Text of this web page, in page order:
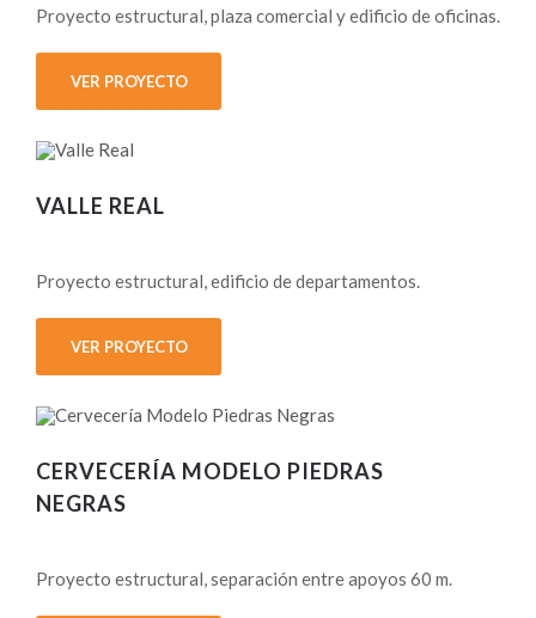
Proyecto estructural, plaza comercial y edificio de oficinas.
VER PROYECTO
VALLE REAL
Proyecto estructural, edificio de departamentos.
VER PROYECTO
CERVECERÍA MODELO PIEDRAS
NEGRAS
Proyecto estructural, separación entre apoyos 60 m.